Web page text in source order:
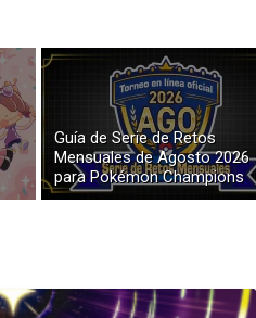
Guía de Serie de Retos
Mensuales de Agosto 2026
para Pokémon Champions